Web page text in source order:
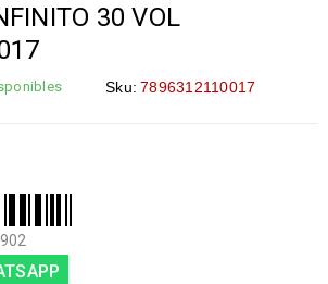
30 VOL
Sku: 7896312110017